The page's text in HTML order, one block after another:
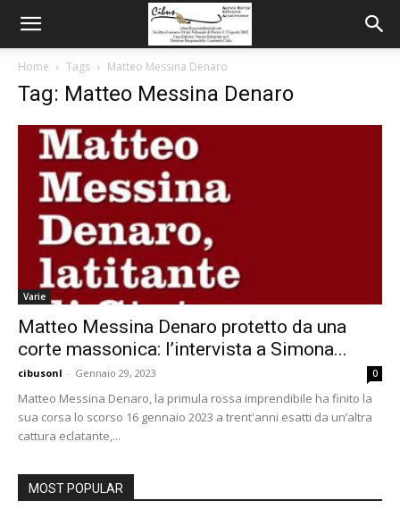
Home Tags Matteo Messina Denaro
Tag: Matteo Messina Denaro
Varie
Matteo Messina Denaro protetto da una
corte massonica: l’intervista a Simona...
cibusonl - Gennaio 29, 2023 0
Matteo Messina Denaro, la primula rossa imprendibile ha finito la
sua corsa lo scorso 16 gennaio 2023 a trent'anni esatti da un’altra
cattura eclatante,...
MOST POPULAR